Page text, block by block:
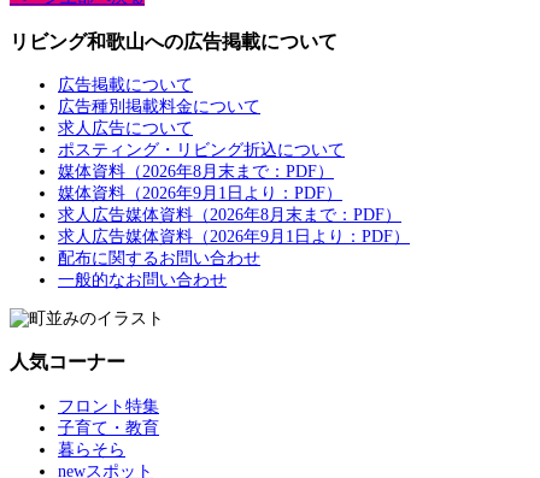
リビング和歌山への広告掲載について
広告掲載について
広告種別掲載料金について
求人広告について
ポスティング・リビング折込について
媒体資料（2026年8月末まで：PDF）
媒体資料（2026年9月1日より：PDF）
求人広告媒体資料（2026年8月末まで：PDF）
求人広告媒体資料（2026年9月1日より：PDF）
配布に関するお問い合わせ
一般的なお問い合わせ
人気コーナー
フロント特集
子育て・教育
暮らそら
newスポット